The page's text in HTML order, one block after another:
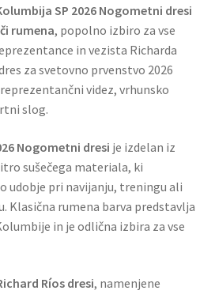
SP 2026 Nogometni dresi
rumena, popolno izbiro za vse
in vezista Richarda
za svetovno prvenstvo 2026
videz, vrhunsko
slog.
Nogometni dresi je izdelan iz
sušečega materiala, ki
udobje pri navijanju, treningu ali
Klasična rumena barva predstavlja
in je odlična izbira za vse
Ríos dresi, namenjene